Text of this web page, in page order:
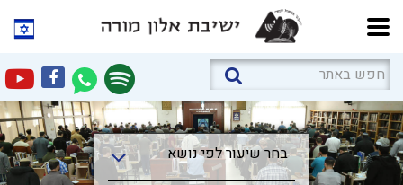
בחר שיעור לפי נושא
בחר שיעור לפי נושא